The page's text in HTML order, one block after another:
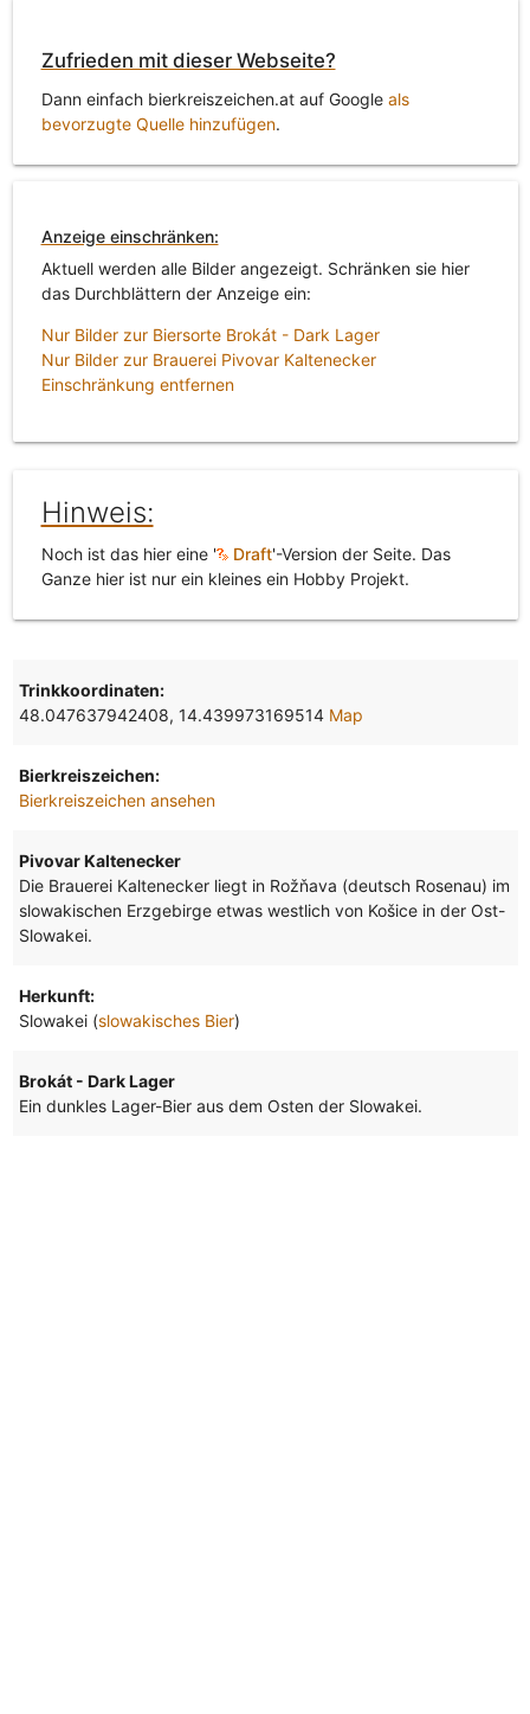
Zufrieden mit dieser Webseite?
Dann einfach bierkreiszeichen.at auf Google als
bevorzugte Quelle hinzufügen.
Anzeige einschränken:
Aktuell werden alle Bilder angezeigt. Schränken sie hier
das Durchblättern der Anzeige ein:
Nur Bilder zur Biersorte Brokát - Dark Lager
Nur Bilder zur Brauerei Pivovar Kaltenecker
Einschränkung entfernen
Hinweis:
Noch ist das hier eine ' Draft'-Version der Seite. Das
Ganze hier ist nur ein kleines ein Hobby Projekt.
Trinkkoordinaten:
48.047637942408, 14.439973169514 Map
Bierkreiszeichen:
Bierkreiszeichen ansehen
Pivovar Kaltenecker
Die Brauerei Kaltenecker liegt in Rožňava (deutsch Rosenau) im
slowakischen Erzgebirge etwas westlich von Košice in der Ost-
Slowakei.
Herkunft:
Slowakei (slowakisches Bier)
Brokát - Dark Lager
Ein dunkles Lager-Bier aus dem Osten der Slowakei.